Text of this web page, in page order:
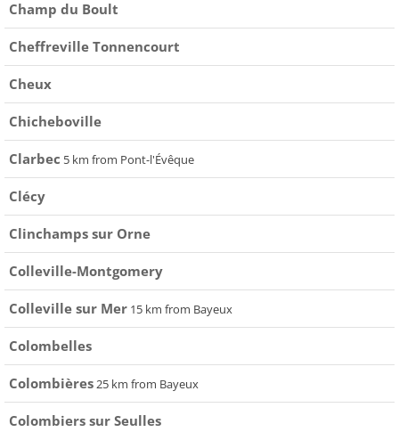
Champ du Boult
Cheffreville Tonnencourt
Cheux
Chicheboville
Clarbec 5 km from Pont-l'Évêque
Clécy
Clinchamps sur Orne
Colleville-Montgomery
Colleville sur Mer 15 km from Bayeux
Colombelles
Colombières25 km from Bayeux
Colombiers sur Seulles